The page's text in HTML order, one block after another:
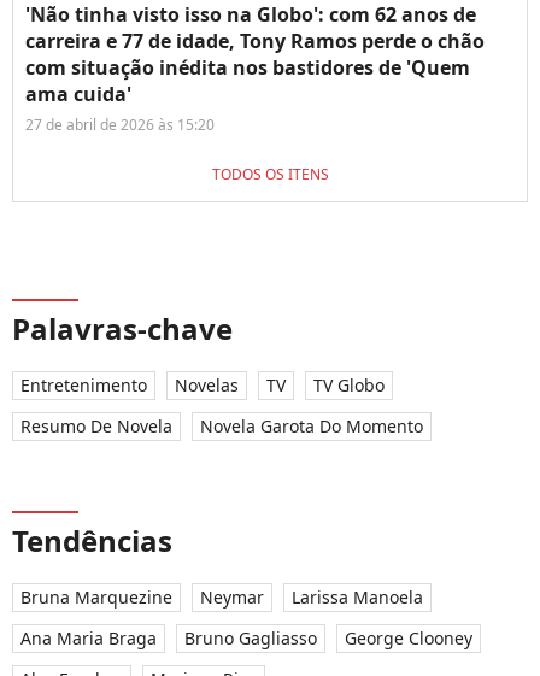
'Não tinha visto isso na Globo': com 62 anos de
carreira e 77 de idade, Tony Ramos perde o chão
com situação inédita nos bastidores de 'Quem
ama cuida'
27 de abril de 2026 às 15:20
TODOS OS ITENS
Palavras-chave
Entretenimento Novelas TV
TV Globo
Resumo De Novela
Novela Garota Do Momento
Tendências
Bruna Marquezine Neymar
Larissa Manoela
Ana Maria Braga
Bruno Gagliasso
George Clooney